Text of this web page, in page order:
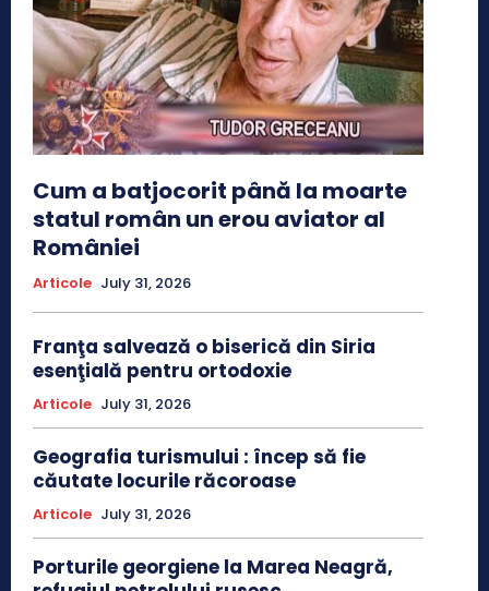
Cum a batjocorit până la moarte
statul român un erou aviator al
României
Articole July 31, 2026
Franţa salvează o biserică din Siria
esenţială pentru ortodoxie
Articole July 31, 2026
Geografia turismului : încep să fie
căutate locurile răcoroase
Articole July 31, 2026
Porturile georgiene la Marea Neagră,